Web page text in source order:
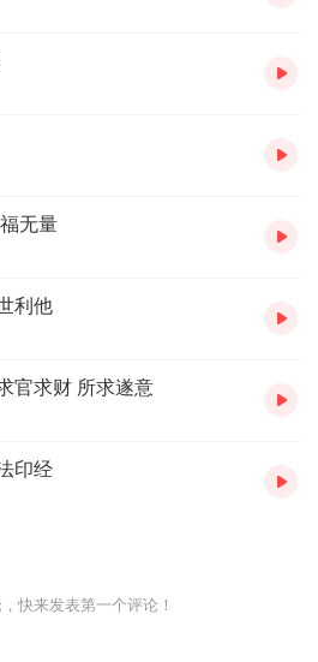
无量
利他
官求财 所求遂意
印经
快来发表第一个评论！